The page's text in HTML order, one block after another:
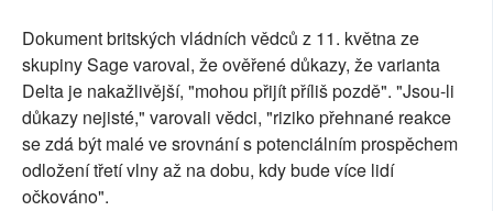
Dokument britských vládních vědců z 11. května ze
skupiny Sage varoval, že ověřené důkazy, že varianta
Delta je nakažlivější, "mohou přijít příliš pozdě". "Jsou-li
důkazy nejisté," varovali vědci, "riziko přehnané reakce
se zdá být malé ve srovnání s potenciálním prospěchem
odložení třetí vlny až na dobu, kdy bude více lidí
očkováno".